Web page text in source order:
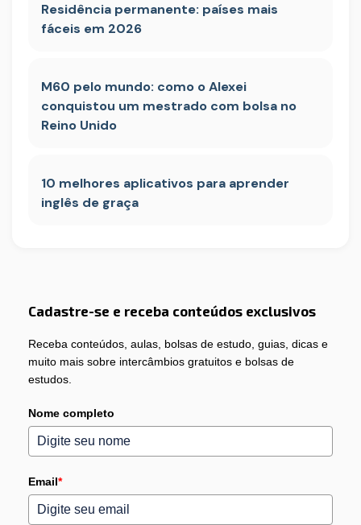
Residência permanente: países mais
fáceis em 2026
M60 pelo mundo: como o Alexei
conquistou um mestrado com bolsa no
Reino Unido
10 melhores aplicativos para aprender
inglês de graça
Cadastre-se e receba conteúdos exclusivos
Receba conteúdos, aulas, bolsas de estudo, guias, dicas e
muito mais sobre intercâmbios gratuitos e bolsas de
estudos.
Nome completo
Email*